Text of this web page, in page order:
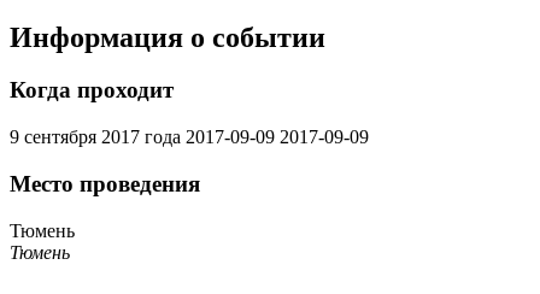
Информация о событии
Когда проходит
9 сентября 2017 года 2017-09-09 2017-09-09
Место проведения
Тюмень
Тюмень